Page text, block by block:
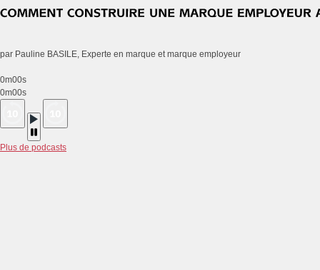
par Pauline BASILE, Experte en marque et marque employeur
0m00s
0m00s
Plus de podcasts